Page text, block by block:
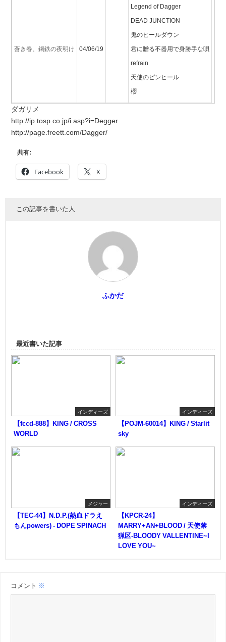
蒼き春、鋼鉄の夜明け 04/06/19
Legend of Dagger
DEAD JUNCTION
鬼のヒールダウン
君に贈る不器用で身勝手な唄
refrain
天使のピンヒール
櫻
ダガリメ
http://ip.tosp.co.jp/i.asp?i=Degger
http://page.freett.com/Dagger/
共有:
Facebook X
この記事を書いた人
ふかだ
最近書いた記事
インディーズ
【fccd-888】KING / CROSS
WORLD
インディーズ
【POJM-60014】KING / Starlit
sky
メジャー
【TEC-44】N.D.P.(熱血ドラえ
もんpowers) - DOPE SPINACH
インディーズ
【KPCR-24】
MARRY+AN+BLOOD / 天使禁
猟区-BLOODY VALLENTINE~I
LOVE YOU~
コメント ※